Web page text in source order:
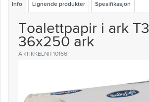
Info Lignende produkter Spesifikasjon
Toalettpapir i ark T3
36x250 ark
ARTIKKELNR 10166